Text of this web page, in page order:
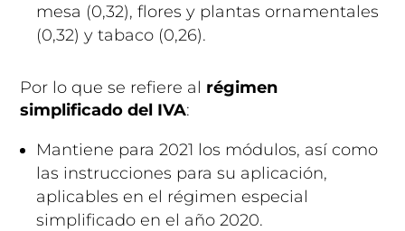
mesa (0,32), flores y plantas ornamentales
(0,32) y tabaco (0,26).
Por lo que se refiere al régimen
simplificado del IVA:
Mantiene para 2021 los módulos, así como
las instrucciones para su aplicación,
aplicables en el régimen especial
simplificado en el año 2020.